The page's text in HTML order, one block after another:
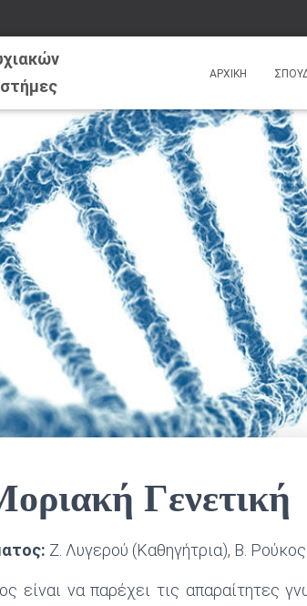
ΑΡΧΙΚΗ
Γενετική
Ζ. Λυγερού (Καθηγήτρια), Β.
είναι να παρέχει τις απαραίτητες